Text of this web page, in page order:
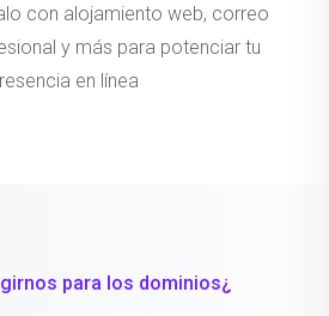
con alojamiento web, correo
y más para potenciar tu
en línea.
¿Por qué elegirnos para los dominios?